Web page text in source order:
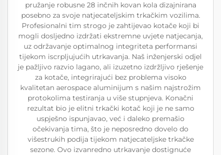
pružanje robusne 28 inčnih kovan kola dizajnirana
posebno za svoje natjecateljskim trkačkim vozilima.
Profesionalni tim strogo je zahtijevao kotače koji bi
mogli dosljedno izdržati ekstremne uvjete natjecanja,
uz održavanje optimalnog integriteta performansi
tijekom iscrpljujućih utrkavanja. Naš inženjerski odjel
je pažljivo razvio lagano, ali izuzetno izdržljivo rješenje
za kotače, integrirajući bez problema visoko
kvalitetan aerospace aluminijum s našim najstrožim
protokolima testiranja u više stupnjeva. Konačni
rezultat bio je elitni trkački kotač koji je ne samo
uspješno ispunjavao, već i daleko premašio
očekivanja tima, što je neposredno dovelo do
višestrukih podija tijekom natjecateljske trkačke
sezone. Ovo izvanredno utrkavanje dostignuće